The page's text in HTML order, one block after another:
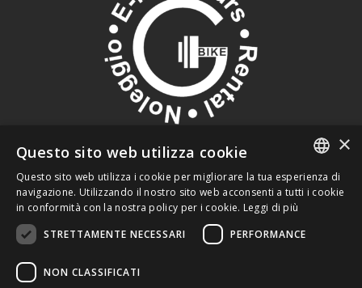
PRIVACY POLICY
COOKIE POLICY
P.IVA 01801850221
ITALIAN
×
Questo sito web utilizza cookie
Questo sito web utilizza i cookie per migliorare la tua esperienza di
navigazione. Utilizzando il nostro sito web acconsenti a tutti i cookie
in conformità con la nostra policy per i cookie. Leggi di più
STRETTAMENTE NECESSARI
PERFORMANCE
NON CLASSIFICATI